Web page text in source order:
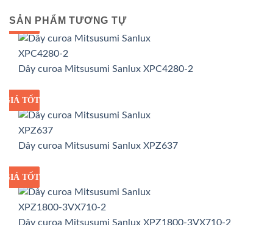
SẢN PHẨM TƯƠNG TỰ
GIÁ SỈ
GIÁ TỐT
Dây curoa Mitsusumi Sanlux XPC4280-2
GIÁ SỈ
GIÁ TỐT
Dây curoa Mitsusumi Sanlux XPZ637
GIÁ SỈ
GIÁ TỐT
Dây curoa Mitsusumi Sanlux XPZ1800-3VX710-2